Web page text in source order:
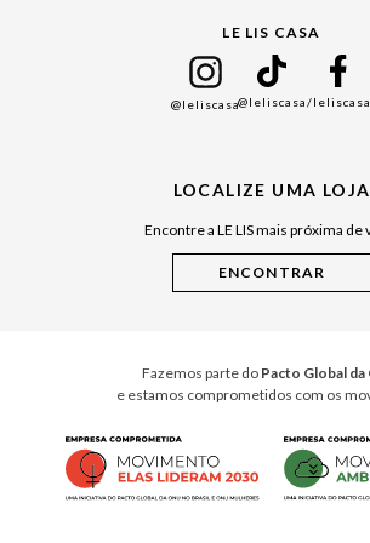
Cuidados Casa
LE LIS CASA
@leliscasa@leliscasa/leliscasa
LOCALIZE UMA LOJA
Encontre a LE LIS mais próxima de
Fazemos parte do Pacto Global da
e estamos comprometidos com os